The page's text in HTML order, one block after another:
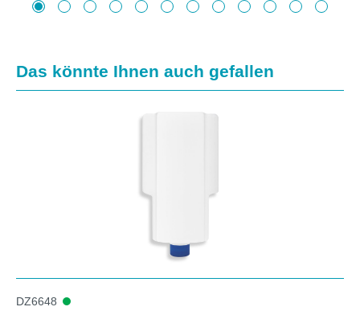
Produktgalerie überspringen
Das könnte Ihnen auch gefallen
DZ6648